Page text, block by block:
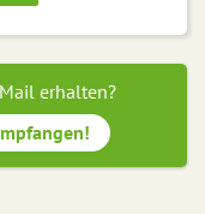
erhalten?